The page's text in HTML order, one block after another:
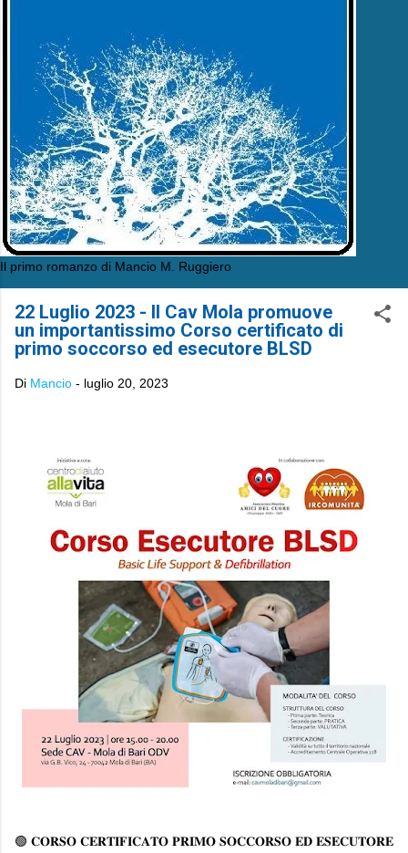
Il primo romanzo di Mancio M. Ruggiero
22 Luglio 2023 - Il Cav Mola promuove
un importantissimo Corso certificato di
primo soccorso ed esecutore BLSD
Di Mancio - luglio 20, 2023
🟢 𝐂𝐎𝐑𝐒𝐎 𝐂𝐄𝐑𝐓𝐈𝐅𝐈𝐂𝐀𝐓𝐎 𝐏𝐑𝐈𝐌𝐎 𝐒𝐎𝐂𝐂𝐎𝐑𝐒𝐎 𝐄𝐃 𝐄𝐒𝐄𝐂𝐔𝐓𝐎𝐑𝐄